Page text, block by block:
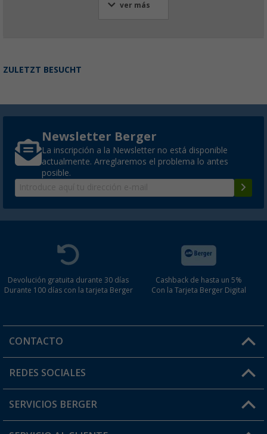
ver más
ZULETZT BESUCHT
Newsletter Berger
La inscripción a la Newsletter no está disponible
actualmente. Arreglaremos el problema lo antes
posible.
Devolución gratuita durante 30 días
Durante 100 días con la tarjeta Berger
Cashback de hasta un 5%
Con la Tarjeta Berger Digital
CONTACTO
Horario de atención al cliente:
¿Tienes alguna duda?
REDES SOCIALES
SERVICIOS BERGER